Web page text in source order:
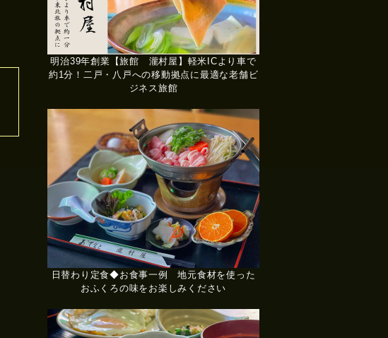
明治39年創業【旅館 瀧村屋】軽米ICより車で
約1分！二戸・八戸への移動拠点に最適な老舗ビ
ジネス旅館
日替わり定食◆お食事一例 地元食材を使った
おふくろの味をお楽しみください